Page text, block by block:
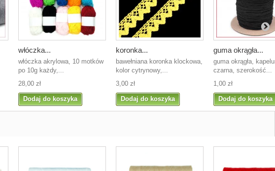
włóczka...
włóczka akrylowa, 10 motków
po 10g każdy,...
28,00 zł
Dodaj do koszyka
koronka...
bawełniana koronka klockowa,
kolor cytrynowy,...
3,00 zł
Dodaj do koszyka
guma okrągła...
guma okrągła,
czarna, szerokość...
1,00 zł
Dodaj do koszyka